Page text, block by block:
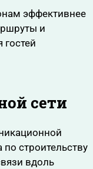
эффективнее
и
гостей
сети
строительству
вдоль